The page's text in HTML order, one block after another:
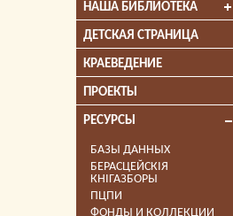
НАША БИБЛИОТЕКА
ДЕТСКАЯ СТРАНИЦА
КРАЕВЕДЕНИЕ
ПРОЕКТЫ
РЕСУРСЫ
БАЗЫ ДАННЫХ
БЕРАСЦЕЙСКІЯ
КНІГАЗБОРЫ
ПЦПИ
ФОНДЫ И КОЛЛЕКЦИИ